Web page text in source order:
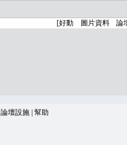
論壇設施 幫助